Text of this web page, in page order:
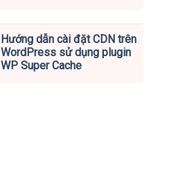
Hướng dẫn cài đặt CDN trên
WordPress sử dụng plugin
WP Super Cache